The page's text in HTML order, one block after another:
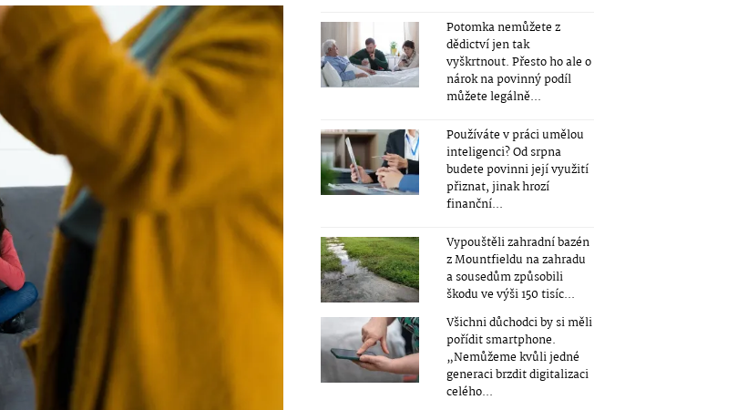
Potomka nemůžete z
dědictví jen tak
vyškrtnout. Přesto ho ale o
nárok na povinný podíl
můžete legálně...
Používáte v práci umělou
inteligenci? Od srpna
budete povinni její využití
přiznat, jinak hrozí
finanční...
Vypouštěli zahradní bazén
z Mountfieldu na zahradu
a sousedům způsobili
škodu ve výši 150 tisíc...
Všichni důchodci by si měli
pořídit smartphone.
„Nemůžeme kvůli jedné
generaci brzdit digitalizaci
celého...